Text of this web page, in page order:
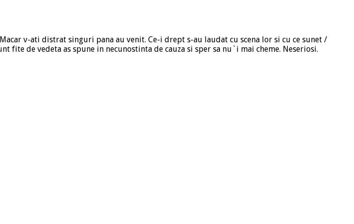
v-ati distrat singuri pana au venit. Ce-i drept s-au laudat cu scena lor si cu ce sunet /
fite de vedeta as spune in necunostinta de cauza si sper sa nu`i mai cheme. Neseriosi.